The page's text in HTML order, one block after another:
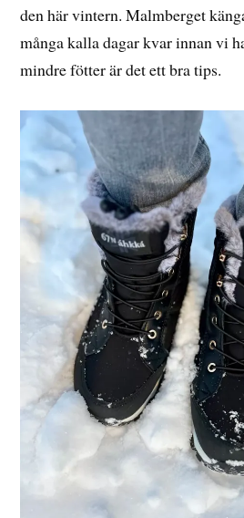
den här vintern. Malmberget
många kalla dagar kvar innan vi
mindre fötter är det ett bra tips.